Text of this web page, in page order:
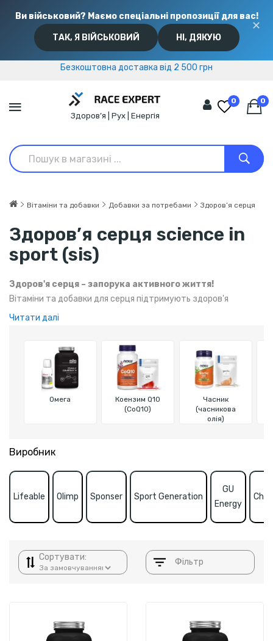
Ви військовий? Маємо спеціальні пропозиції для вас!
ТАК, Я ВІЙСЬКОВИЙ НІ, ДЯКУЮ
✕
Безкоштовна доставка від 2 500 грн
Безкоштовна доставка від 2 500 грн
Здоров’я | Рух | Енергія
0 0
Вітаміни та добавки Добавки за потребами Здоров’я серця
Здоров’я серця science in
sport (sis)
Здоров'я серця – запорука активного життя!
Вітаміни та добавки для серця підтримують здоров'я
серцево-судинної системи, зміцнюючи серце та судини.
артеріального тиску та зниженню рівня холестерину. А
також забезпечують організм енергією, необхідною для
інтенсивних тренувань, підтримуючи витривалість та
відновлення після фізичних навантажень.
Читати далі
Омега
Коензим Q10
(CoQ10)
Часник
(часникова
олія)
Виробник
Lifeable Olimp Sponser Sport Generation
GU
Energy
Сортувати: Фільтр